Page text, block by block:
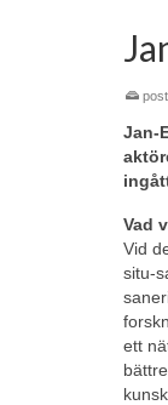
Jan-
Vad
Vid
situ-
ett